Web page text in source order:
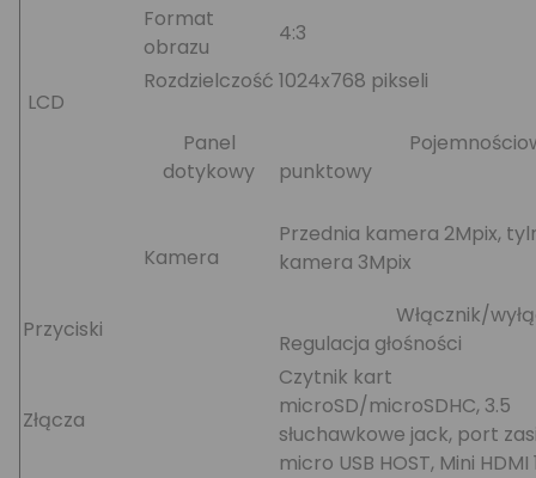
LCD
Format
obrazu
4:3
Rozdzielczość 1024x768 pikseli
Panel
dotykowy
punktowy
Kamera
Przednia kamera 2Mpix,
kamera 3Mpix
Przyciski
Włącznik/
Regulacja głośności
Złącza
Czytnik kart
microSD/microSDHC, 3.5
słuchawkowe jack, port
micro USB HOST, Mini HDMI